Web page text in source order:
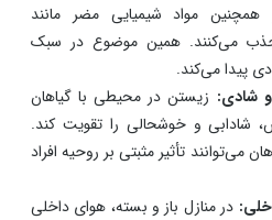
مواد شیمیایی مضر مانند
جذب می‌کنند. همین موضوع در سبک
پیدا می‌کند.
شادی:زیستن در محیطی با گیاهان
شادابی و خوشحالی را تقویت کند.
می‌توانند تأثیر مثبتی بر روحیه افراد
در منازل باز و بسته، هوای داخلی